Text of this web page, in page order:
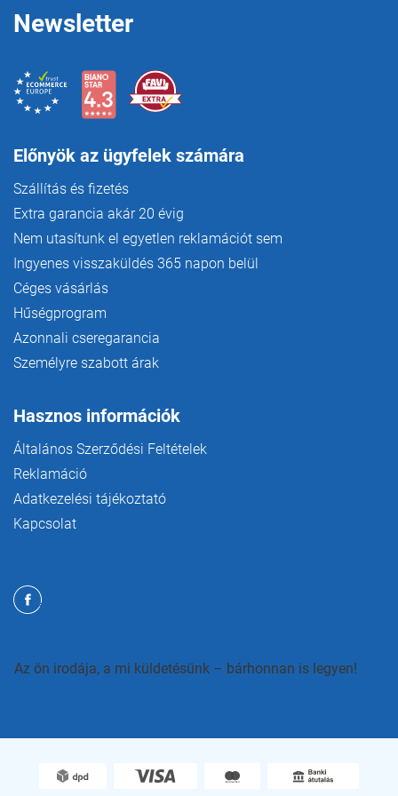
Newsletter
Előnyök az ügyfelek számára
Szállítás és fizetés
Extra garancia akár 20 évig
Nem utasítunk el egyetlen reklamációt sem
Ingyenes visszaküldés 365 napon belül
Céges vásárlás
Hűségprogram
Azonnali cseregarancia
Személyre szabott árak
Hasznos információk
Általános Szerződési Feltételek
Reklamáció
Adatkezelési tájékoztató
Kapcsolat
Az ön irodája, a mi küldetésünk – bárhonnan is legyen!